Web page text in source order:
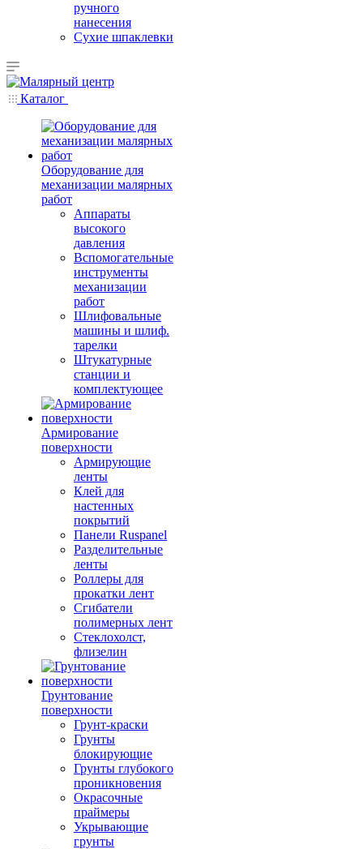
ручного
нанесения
Сухие шпаклевки
Каталог
Оборудование для
механизации малярных
работ
Аппараты
высокого
давления
Вспомогательные
инструменты
механизации
работ
Шлифовальные
машины и шлиф.
тарелки
Штукатурные
станции и
комплектующее
Армирование
поверхности
Армирующие
ленты
Клей для
настенных
покрытий
Панели Ruspanel
Разделительные
ленты
Роллеры для
прокатки лент
Сгибатели
полимерных лент
Стеклохолст,
флизелин
Грунтование
поверхности
Грунт-краски
Грунты
блокирующие
Грунты глубокого
проникновения
Окрасочные
праймеры
Укрывающие
грунты